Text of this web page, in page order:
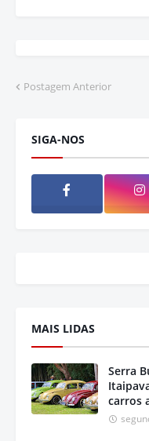
Postagem Anterior
SIGA-NOS
MAIS LIDAS
Serra
carros